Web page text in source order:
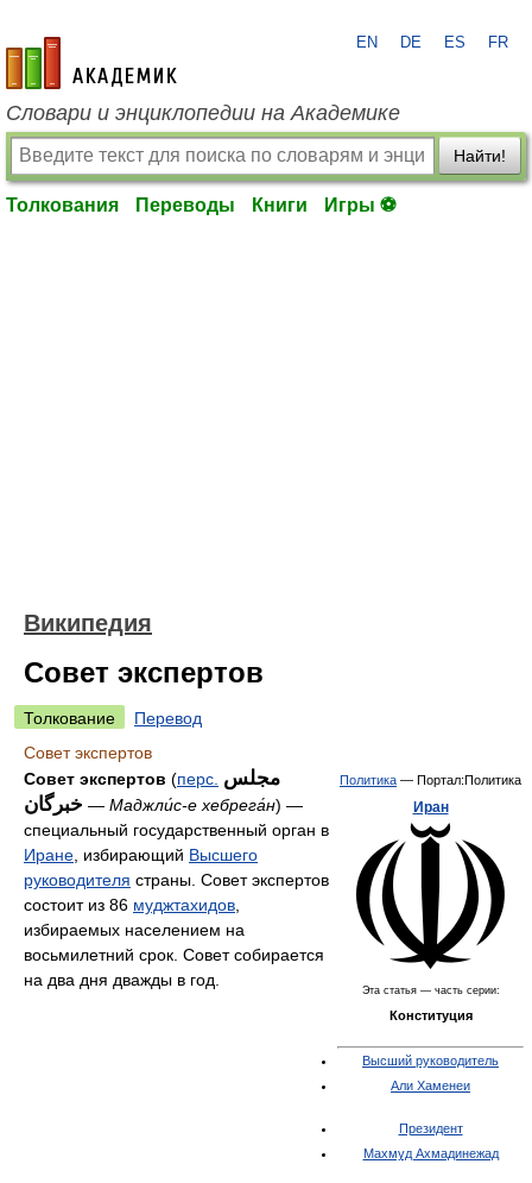
academic.ru
EN DE ES FR
Словари и энциклопедии на Академике
Найти!
Толкования Переводы Книги Игры ⚽
Википедия
Совет экспертов
Толкование
Перевод
Совет экспертов
Политика — Портал:Политика
Иран
Эта статья — часть серии:
Конституция
Высший руководитель
Али Хаменеи
Президент
Махмуд Ахмадинежад
Совет экспертов (перс. مجلس
خبرگان ‎ — Маджли́с-е хебрега́н) —
специальный государственный орган в
Иране , избирающий Высшего
руководителя страны. Совет экспертов
состоит из 86 муджтахидов
избираемых населением на
восьмилетний срок. Совет собирается
на два дня дважды в год.